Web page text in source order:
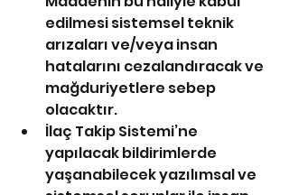
edilmesi sistemsel teknik
arızaları ve/veya insan
hatalarını cezalandıracak ve
mağduriyetlere sebep
olacaktır.
İlaç Takip Sistemi’ne
yapılacak bildirimlerde
yaşanabilecek yazılımsal ve